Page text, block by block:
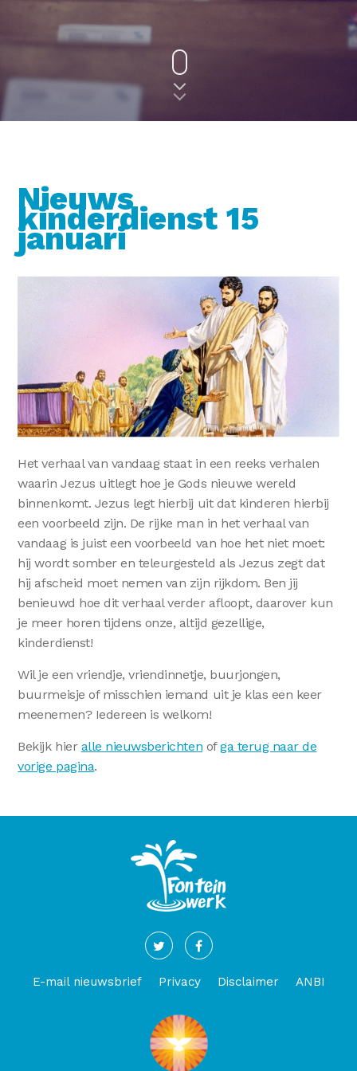
Nieuws
kinderdienst 15
januari
Het verhaal van vandaag staat in een reeks verhalen
waarin Jezus uitlegt hoe je Gods nieuwe wereld
binnenkomt. Jezus legt hierbij uit dat kinderen hierbij
een voorbeeld zijn. De rijke man in het verhaal van
vandaag is juist een voorbeeld van hoe het niet moet:
hij wordt somber en teleurgesteld als Jezus zegt dat
hij afscheid moet nemen van zijn rijkdom. Ben jij
benieuwd hoe dit verhaal verder afloopt, daarover kun
je meer horen tijdens onze, altijd gezellige,
kinderdienst!
Wil je een vriendje, vriendinnetje, buurjongen,
buurmeisje of misschien iemand uit je klas een keer
meenemen? Iedereen is welkom!
Bekijk hier alle nieuwsberichten ofga terug naar de
vorige pagina.
E-mail nieuwsbrief Privacy Disclaimer ANBI